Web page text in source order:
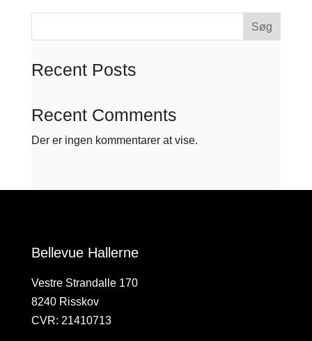
Søg
Recent Posts
Recent Comments
Der er ingen kommentarer at vise.
Bellevue Hallerne
Vestre Strandalle 170
8240 Risskov
CVR: 21410713